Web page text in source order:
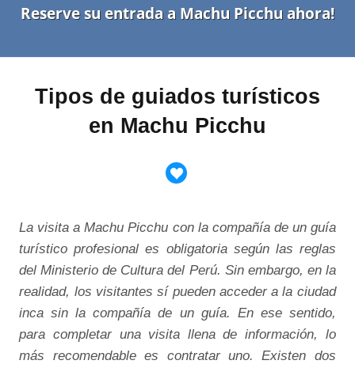
Reserve su entrada a Machu Picchu ahora!
Tipos de guiados turísticos
en Machu Picchu
La visita a Machu Picchu con la compañía de un guía
turístico profesional es obligatoria según las reglas
del Ministerio de Cultura del Perú. Sin embargo, en la
realidad, los visitantes sí pueden acceder a la ciudad
inca sin la compañía de un guía. En ese sentido,
para completar una visita llena de información, lo
más recomendable es contratar uno. Existen dos